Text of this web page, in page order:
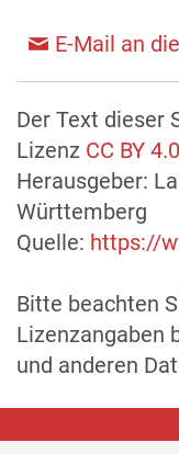
E-Mail an
Der Text dieser
Lizenz CC BY
Herausgeber:
Württemberg
Quelle: https://
Bitte beachten
Lizenzangaben
und anderen